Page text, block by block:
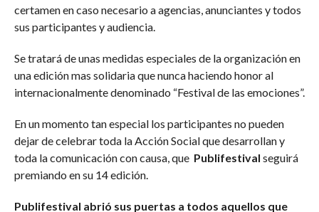
certamen en caso necesario a agencias, anunciantes y todos
sus participantes y audiencia.
Se tratará de unas medidas especiales de la organización en
una edición mas solidaria que nunca haciendo honor al
internacionalmente denominado “Festival de las emociones”.
En un momento tan especial los participantes no pueden
dejar de celebrar toda la Acción Social que desarrollan y
toda la comunicación con causa, que Publifestival seguirá
premiando en su 14 edición.
Publifestival abrió sus puertas a todos aquellos que